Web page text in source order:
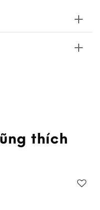
thích